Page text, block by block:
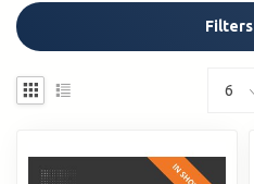
Filters